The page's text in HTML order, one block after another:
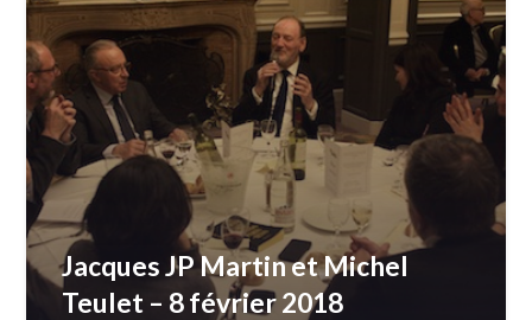
Jacques JP Martin et Michel
Teulet – 8 février 2018